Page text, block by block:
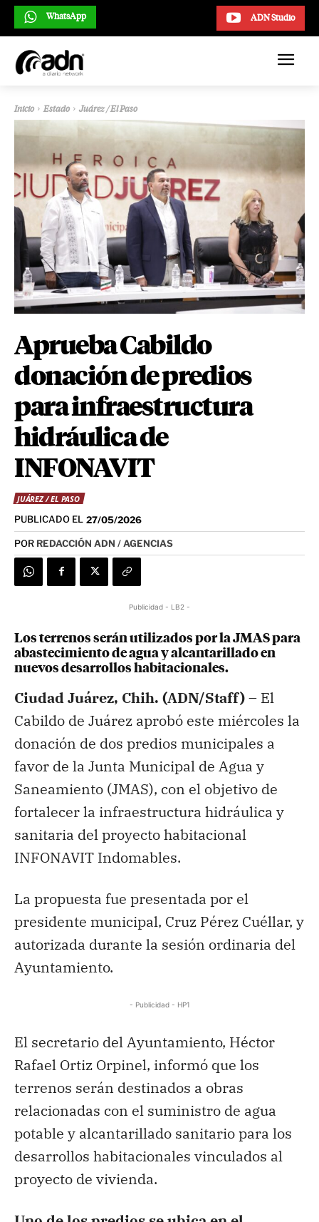
ADN Studio
WhatsApp
Inicio Estado Juárez / El Paso
Aprueba Cabildo
donación de predios
para infraestructura
hidráulica de
INFONAVIT
JUÁREZ / EL PASO
PUBLICADO EL 27/05/2026
POR REDACCIÓN ADN / AGENCIAS
Publicidad - LB2 -
Los terrenos serán utilizados por la JMAS para
abastecimiento de agua y alcantarillado en
nuevos desarrollos habitacionales.
Ciudad Juárez, Chih. (ADN/Staff) – El
Cabildo de Juárez aprobó este miércoles la
donación de dos predios municipales a
favor de la Junta Municipal de Agua y
Saneamiento (JMAS), con el objetivo de
fortalecer la infraestructura hidráulica y
sanitaria del proyecto habitacional
INFONAVIT Indomables.
La propuesta fue presentada por el
presidente municipal, Cruz Pérez Cuéllar, y
autorizada durante la sesión ordinaria del
Ayuntamiento.
- Publicidad - HP1
El secretario del Ayuntamiento, Héctor
Rafael Ortiz Orpinel, informó que los
terrenos serán destinados a obras
relacionadas con el suministro de agua
potable y alcantarillado sanitario para los
desarrollos habitacionales vinculados al
proyecto de vivienda.